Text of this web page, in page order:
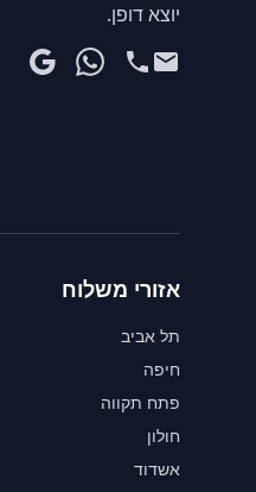
יוצא דופן.
אזורי משלוח
תל אביב
חיפה
פתח תקווה
חולון
אשדוד